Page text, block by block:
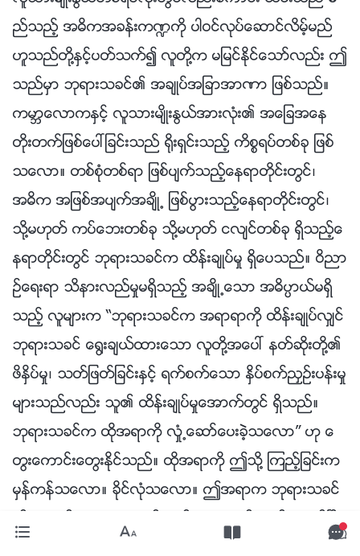
ည္သည့္ အဓိကအခန္းက႑ကို ပါဝင္လုပ္ေဆာင္လိမ့္မည္
ဟူသည္တို႔ႏွင့္ပတ္သက္၍ လူတို႔က မျမင္ႏိုင္ေသာ္လည္း ဤ
သည္မွာ ဘုရားသခင္၏ အခ်ဳပ္အျခာအာဏာ ျဖစ္သည္။
ကမာၻေလာကႏွင့္ လူသားမ်ိဳးႏြယ္အားလုံး၏ အေျခအေန
တိုးတက္ျဖစ္ေပၚျခင္းသည္ ႐ိုးရွင္းသည့္ ကိစၥရပ္တစ္ခု ျဖစ္
သေလာ။ တစ္စုံတစ္ရာ ျဖစ္ပ်က္သည့္ေနရာတိုင္းတြင္၊
အဓိက အျဖစ္အပ်က္အခ်ိဳ႕ ျဖစ္ပြားသည့္ေနရာတိုင္းတြင္၊
သို႔မဟုတ္ ကပ္ေဘးတစ္ခု သို႔မဟုတ္ ငလ်င္တစ္ခု ရွိသည့္ေ
နရာတိုင္းတြင္ ဘုရားသခင္က ထိန္းခ်ဳပ္မႈ ရွိေပသည္။ ဝိညာ
ဥ္ေရးရာ သိနားလည္မႈမရွိသည့္ အခ်ိဳ႕ေသာ အဓိပၸာယ္မရွိ
သည့္ လူမ်ားက “ဘုရားသခင္က အရာရာကို ထိန္းခ်ဳပ္လွ်င္
ဘုရားသခင္ ေ႐ြးခ်ယ္ထားေသာ လူတို႔အေပၚ နတ္ဆိုးတို႔၏
ဖိႏွိပ္မႈ၊ သတ္ျဖတ္ျခင္းႏွင့္ ရက္စက္ေသာ ႏွိပ္စက္ညႇဥ္းပန္းမႈ
မ်ားသည္လည္း သူ၏ ထိန္းခ်ဳပ္မႈေအာက္တြင္ ရွိသည္။
ဘုရားသခင္က ထိုအရာကို လႈံ႕ေဆာ္ေပးခဲ့သေလာ” ဟု ေ
တြးေကာင္းေတြးႏိုင္သည္။ ထိုအရာကို ဤသို႔ ၾကည့္ျခင္းက
မွန္ကန္သေလာ။ ခိုင္လုံသေလာ။ ဤအရာက ဘုရားသခင္
ကို အပ်က္သေဘာေဆာင္သည့္ ေနရာတစ္ခုတြင္ ထားရွိၿပီး